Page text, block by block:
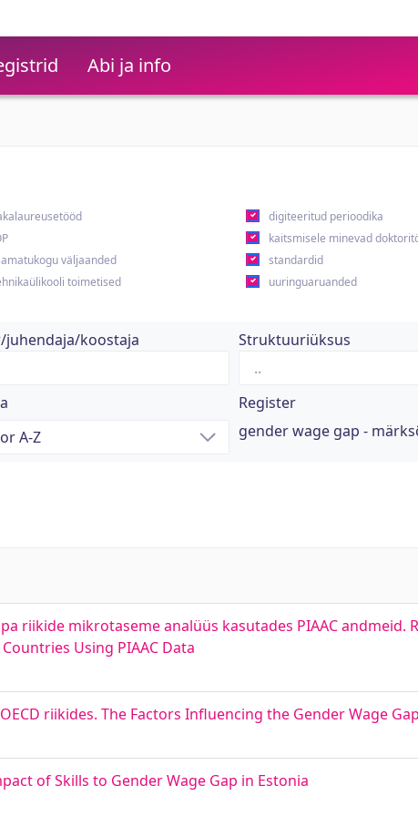
Abi ja info
digiteeritud perioodika
kaitsmisele minevad
väljaanded standardid
toimetised uuringuaruanded
juhendaja/koostaja Struktuuriüksus
Register
gender wage gap -
riikide mikrotaseme analüüs kasutades PIAAC andmeid.
Using PIAAC Data
riikides. The Factors Influencing the Gender Wage
of Skills to Gender Wage Gap in Estonia